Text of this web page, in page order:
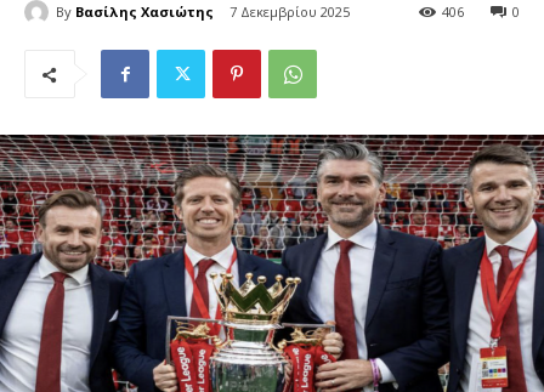
By Βασίλης Χασιώτης 7 Δεκεμβρίου 2025 0
406